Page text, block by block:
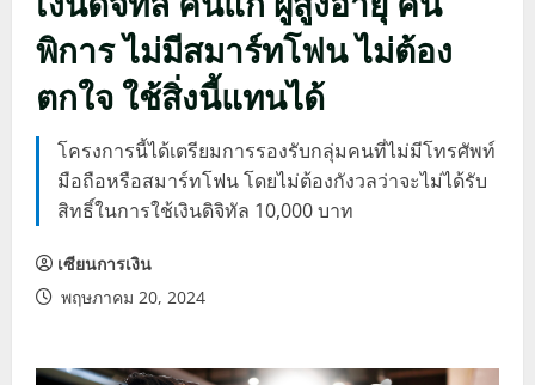
พิการ ไม่มีสมาร์ทโฟน ไม่ต้อง
ตกใจ ใช้สิ่งนี้แทนได้
โครงการนี้ได้เตรียมการรองรับกลุ่มคนที่ไม่มีโทรศัพท์
มือถือหรือสมาร์ทโฟน โดยไม่ต้องกังวลว่าจะไม่ได้รับ
สิทธิ์ในการใช้เงินดิจิทัล 10,000 บาท
เซียนการเงิน
พฤษภาคม 20, 2024